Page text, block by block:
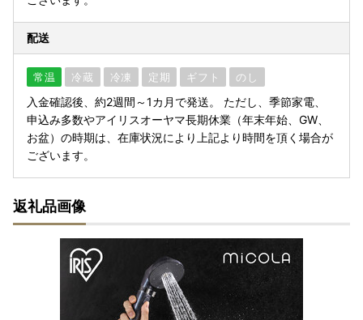
配送
常温 冷蔵 冷凍 定期 ギフト のし
入金確認後、約2週間～1カ月で発送。 ただし、季節家電、
申込み多数やアイリスオーヤマ長期休業（年末年始、GW、
お盆）の時期は、在庫状況により上記より時間を頂く場合が
ございます。
返礼品画像